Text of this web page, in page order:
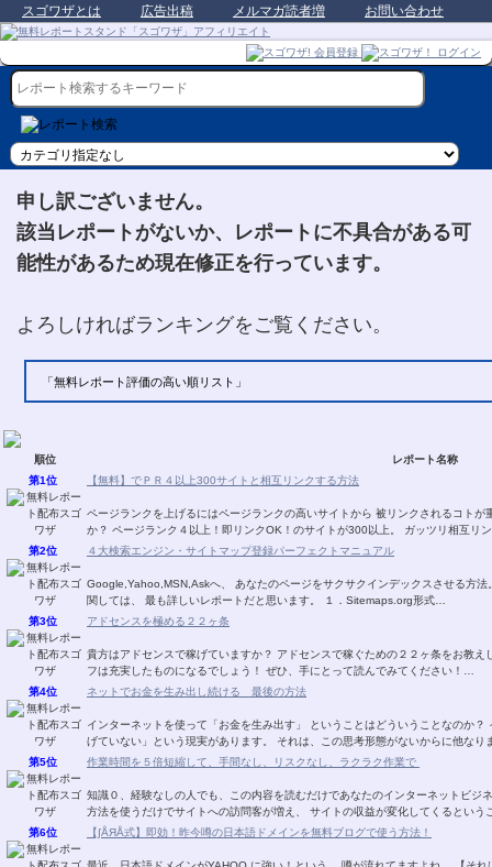
スゴワザとは 広告出稿 メルマガ読者増 お問い合わせ
申し訳ございません。
該当レポートがないか、レポートに不具合がある可
能性があるため現在修正を行っています。
よろしければランキングをご覧ください。
「無料レポート評価の高い順リスト」
順位
レポート名称
第1位
【無料】でＰＲ４以上300サイトと相互リンクする方法
ページランクを上げるにはページランクの高いサイトから 被リンクされるコトが重要です。 でも、被リンク先を探す
か？ ページランク４以上！即リンクOK！の
第2位
４大検索エンジン・サイトマップ登録パーフェクトマニュアル
Google,Yahoo,MSN,Askへ、 あなたのページをサクサクインデックスさせる方法。 2007年5月現在、日本におけるサイトマップ利
関しては、 最も詳しいレポートだと思います。 １．Sitemaps.org形式…
第3位
アドセンスを極める２２ヶ条
貴方はアドセンスで稼げていますか？ アドセンスで稼ぐための２２ヶ条をお教
フは充実したものになるでしょう！ ぜひ、手にとって読んでみてください！…
第4位
ネットでお金を生み出し続ける 最後の方法
インターネットを使って「お金を生み出す」 ということはどういうことなのか？ インターネットビジネスを始めたほとんどの人が 「稼
げていない」という現実があります。 それは、この思考形態がないから
第5位
作業時間を５倍短縮して、手間なし、リスクなし、ラクラク作業で
知識０、経験なしの人でも、この内容を読むだけであなたのインターネットビジネスの「販売力
第6位 【∫ÅЯÅ式】即効！昨今噂の日本語ドメインを無料ブログで使う方法！